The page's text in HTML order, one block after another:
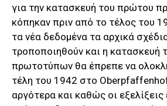
για την κατασκευή του πρώτου
κόπηκαν πριν από το τέλος του
τα νέα δεδομένα τα αρχικά
τροποποιηθούν και η
πρωτοτύπων θα έπρεπε να
τέλη του 1942 στο
αργότερα και καθώς οι εξελίξεις